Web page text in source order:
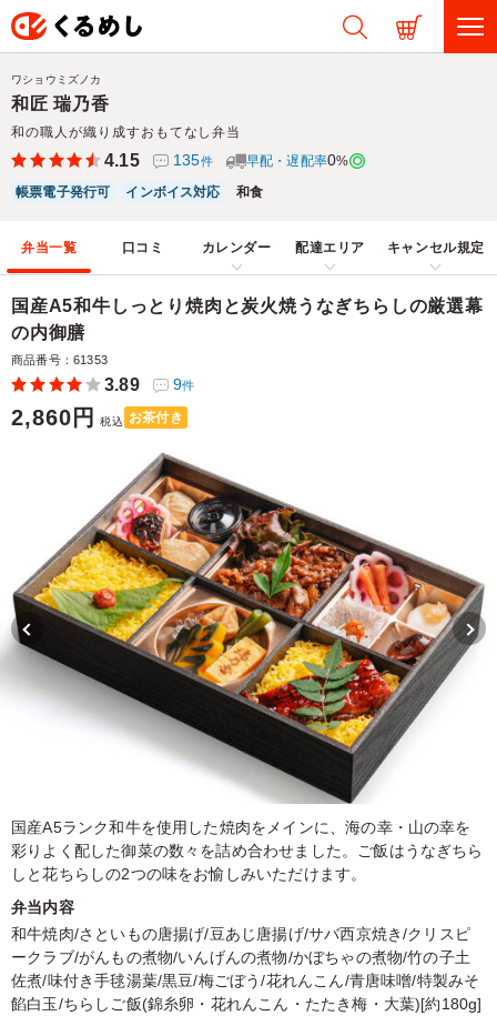
和匠 瑞乃香
和の職人が織り成すおもてなし弁当
ワショウミズノカ
4.15 135件 早配・遅配率0%
帳票電子発行可
インボイス対応 和食
弁当一覧 口コミ カレンダー 配達エリア キャンセル規定
国産A5和牛しっとり焼肉と炭火焼うなぎちらしの厳選幕
の内御膳
商品番号：61353
3.89 9件
2,860円 税込 お茶付き
国産A5ランク和牛を使用した焼肉をメインに、海の幸・山の幸を
彩りよく配した御菜の数々を詰め合わせました。ご飯はうなぎちら
しと花ちらしの2つの味をお愉しみいただけます。
弁当内容
和牛焼肉/さといもの唐揚げ/豆あじ唐揚げ/サバ西京焼き/クリスピ
ークラブ/がんもの煮物/いんげんの煮物/かぼちゃの煮物/竹の子土
佐煮/味付き手毬湯葉/黒豆/梅ごぼう/花れんこん/青唐味噌/特製みそ
餡白玉/ちらしご飯(錦糸卵・花れんこん・たたき梅・大葉)[約180g]